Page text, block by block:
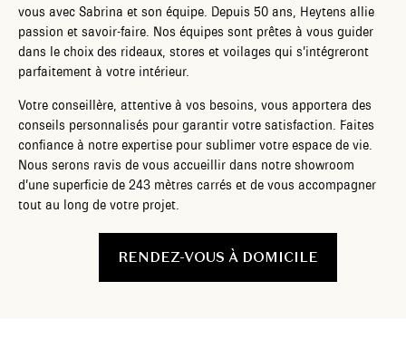
vous avec Sabrina et son équipe. Depuis 50 ans, Heytens allie
passion et savoir-faire. Nos équipes sont prêtes à vous guider
dans le choix des rideaux, stores et voilages qui s’intégreront
parfaitement à votre intérieur.
Votre conseillère, attentive à vos besoins, vous apportera des
conseils personnalisés pour garantir votre satisfaction. Faites
confiance à notre expertise pour sublimer votre espace de vie.
Nous serons ravis de vous accueillir dans notre showroom
d’une superficie de 243 mètres carrés et de vous accompagner
tout au long de votre projet.
RENDEZ-VOUS À DOMICILE